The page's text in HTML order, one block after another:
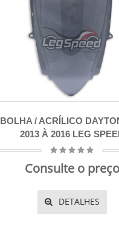
BOLHA / ACRÍLICO
2013 À 2016 LEG
Consulte o preço
DETALHES